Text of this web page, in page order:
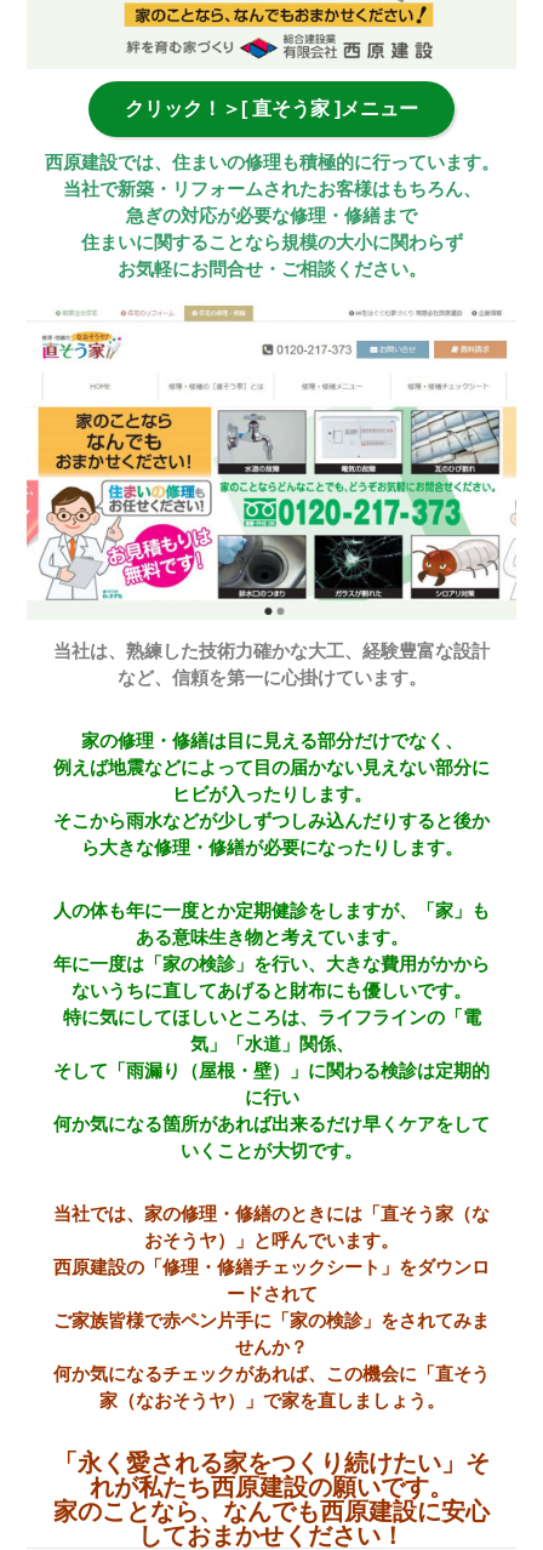
クリック！＞[ 直そう家 ]メニュー
西原建設では、住まいの修理も積極的に行っています。
当社で新築・リフォームされたお客様はもちろん、
急ぎの対応が必要な修理・修繕まで
住まいに関することなら規模の大小に関わらず
お気軽にお問合せ・ご相談ください。
当社は、熟練した技術力確かな大工、経験豊富な設計
など、信頼を第一に心掛けています。
家の修理・修繕は目に見える部分だけでなく、
例えば地震などによって目の届かない見えない部分に
ヒビが入ったりします。
そこから雨水などが少しずつしみ込んだりすると後か
ら大きな修理・修繕が必要になったりします。
人の体も年に一度とか定期健診をしますが、「家」も
ある意味生き物と考えています。
年に一度は「家の検診」を行い、大きな費用がかから
ないうちに直してあげると財布にも優しいです。
特に気にしてほしいところは、ライフラインの「電
気」「水道」関係、
そして「雨漏り（屋根・壁）」に関わる検診は定期的
に行い
何か気になる箇所があれば出来るだけ早くケアをして
いくことが大切です。
当社では、家の修理・修繕のときには「直そう家（な
おそうヤ）」と呼んでいます。
西原建設の「修理・修繕チェックシート」をダウンロ
ードされて
ご家族皆様で赤ペン片手に「家の検診」をされてみま
せんか？
何か気になるチェックがあれば、この機会に「直そう
家（なおそうヤ）」で家を直しましょう。
「永く愛される家をつくり続けたい」そ
れが私たち西原建設の願いです。
家のことなら、なんでも西原建設に安心
しておまかせください！